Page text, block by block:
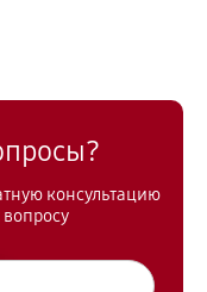
консультацию